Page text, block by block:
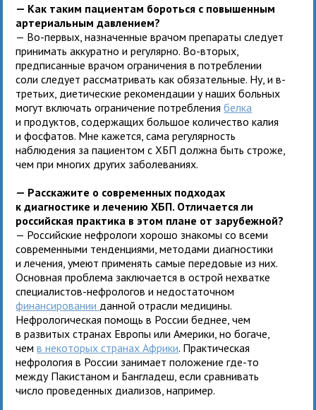
— Как таким пациентам бороться с повышенным
артериальным давлением?
— Во-первых, назначенные врачом препараты следует
принимать аккуратно и регулярно. Во-вторых,
предписанные врачом ограничения в потреблении
соли следует рассматривать как обязательные. Ну, и в-
третьих, диетические рекомендации у наших больных
могут включать ограничение потреблениябелка
и продуктов, содержащих большое количество калия
и фосфатов. Мне кажется, сама регулярность
наблюдения за пациентом с ХБП должна быть строже,
чем при многих других заболеваниях.
— Расскажите о современных подходах
к диагностике и лечению ХБП. Отличается ли
российская практика в этом плане от зарубежной?
— Российские нефрологи хорошо знакомы со всеми
современными тенденциями, методами диагностики
и лечения, умеют применять самые передовые из них.
Основная проблема заключается в острой нехватке
специалистов-нефрологов и недостаточном
финансировании данной отрасли медицины.
Нефрологическая помощь в России беднее, чем
в развитых странах Европы или Америки, но богаче,
чемв некоторых странах Африки. Практическая
нефрология в России занимает положение где-то
между Пакистаном и Бангладеш, если сравнивать
число проведенных диализов, например.